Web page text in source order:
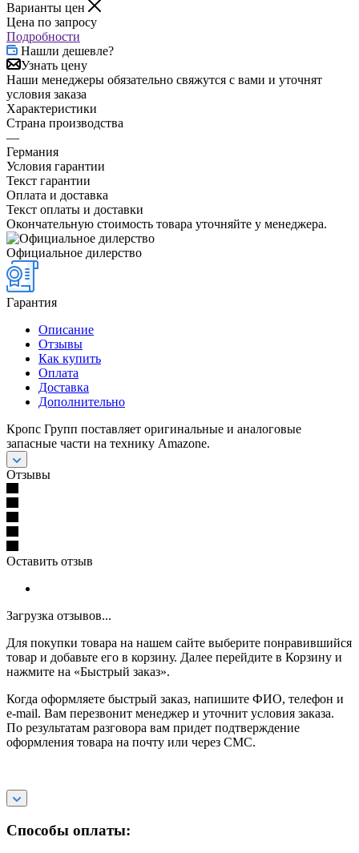
Варианты цен
Цена по запросу
Подробности
Нашли дешевле?
Узнать цену
Наши менеджеры обязательно свяжутся с вами и уточнят
условия заказа
Характеристики
Страна производства
—
Германия
Условия гарантии
Текст гарантии
Оплата и доставка
Текст оплаты и доставки
Окончательную стоимость товара уточняйте у менеджера.
Официальное дилерство
Гарантия
Описание
Отзывы
Как купить
Оплата
Доставка
Дополнительно
Кропс Групп поставляет оригинальные и аналоговые
запасные части на технику Amazone.
Отзывы
Оставить отзыв
Загрузка отзывов...
Для покупки товара на нашем сайте выберите понравившийся
товар и добавьте его в корзину. Далее перейдите в Корзину и
нажмите на «Быстрый заказ».
Когда оформляете быстрый заказ, напишите ФИО, телефон и
e-mail. Вам перезвонит менеджер и уточнит условия заказа.
По результатам разговора вам придет подтверждение
оформления товара на почту или через СМС.
Способы оплаты: